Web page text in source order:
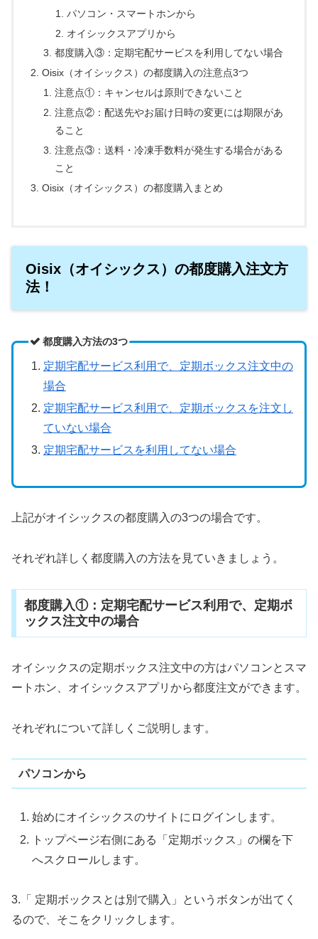
パソコン・スマートホンから
オイシックスアプリから
都度購入③：定期宅配サービスを利用してない場合
Oisix（オイシックス）の都度購入の注意点3つ
注意点①：キャンセルは原則できないこと
注意点②：配送先やお届け日時の変更には期限があ
ること
注意点③：送料・冷凍手数料が発生する場合がある
こと
Oisix（オイシックス）の都度購入まとめ
Oisix（オイシックス）の都度購入注文方
法！
都度購入方法の3つ
定期宅配サービス利用で、定期ボックス注文中の
場合
定期宅配サービス利用で、定期ボックスを注文し
ていない場合
定期宅配サービスを利用してない場合
上記がオイシックスの都度購入の3つの場合です。
それぞれ詳しく都度購入の方法を見ていきましょう。
都度購入①：定期宅配サービス利用で、定期ボ
ックス注文中の場合
オイシックスの定期ボックス注文中の方はパソコンとスマ
ートホン、オイシックスアプリから都度注文ができます。
それぞれについて詳しくご説明します。
パソコンから
始めにオイシックスのサイトにログインします。
トップページ右側にある「定期ボックス」の欄を下
へスクロールします。
3.「 定期ボックスとは別で購入」というボタンが出てく
るので、そこをクリックします。